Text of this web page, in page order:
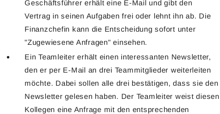
Geschäftsführer erhält eine E-Mail und gibt den
Vertrag in seinen Aufgaben frei oder lehnt ihn ab. Die
Finanzchefin kann die Entscheidung sofort unter
"Zugewiesene Anfragen" einsehen.
Ein Teamleiter erhält einen interessanten Newsletter,
den er per E-Mail an drei Teammitglieder weiterleiten
möchte. Dabei sollen alle drei bestätigen, dass sie den
Newsletter gelesen haben. Der Teamleiter weist diesen
Kollegen eine Anfrage mit den entsprechenden